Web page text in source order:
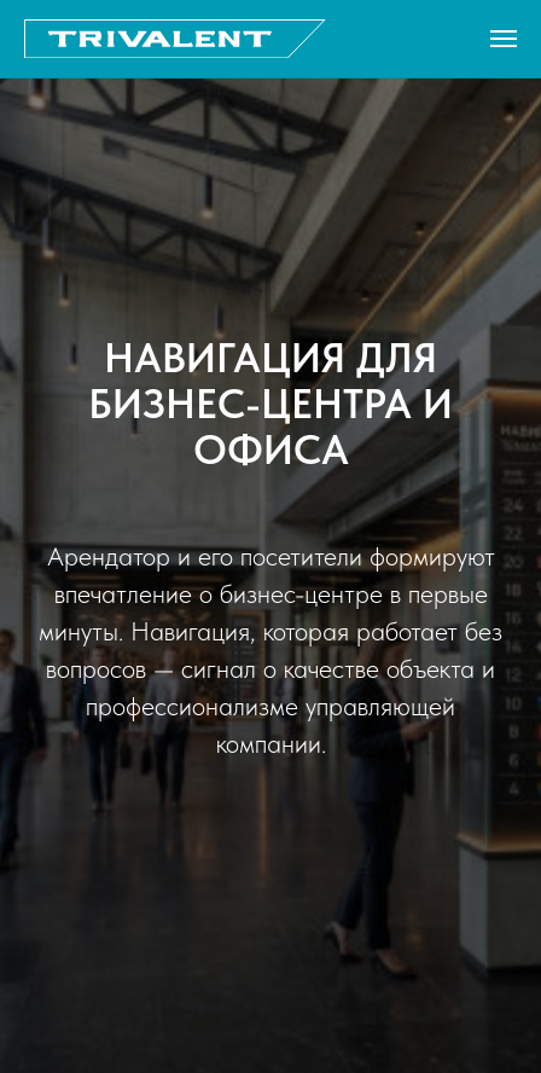
НАВИГАЦИЯ ДЛЯ
БИЗНЕС-ЦЕНТРА И
ОФИСА
Арендатор и его посетители формируют
впечатление о бизнес-центре в первые
минуты. Навигация, которая работает без
вопросов — сигнал о качестве объекта и
профессионализме управляющей
компании.